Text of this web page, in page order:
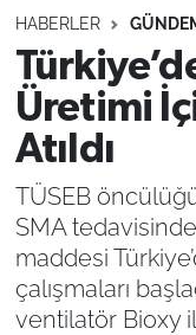
HABERLER
Üretimi
Atıldı
TÜSEB
SMA
maddesi
çalışmaları
ventilatör Bioxy
Atamalar
Sağlık
Mevzuat
Sendika
Sağlık
Namaz
Trafik Durumu
Süper Lig
Tüm
Son Dakika